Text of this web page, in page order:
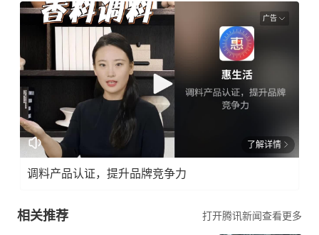
广告
了解详情
调料产品认证，提升品牌竞争力
相关推荐 打开腾讯新闻查看更多